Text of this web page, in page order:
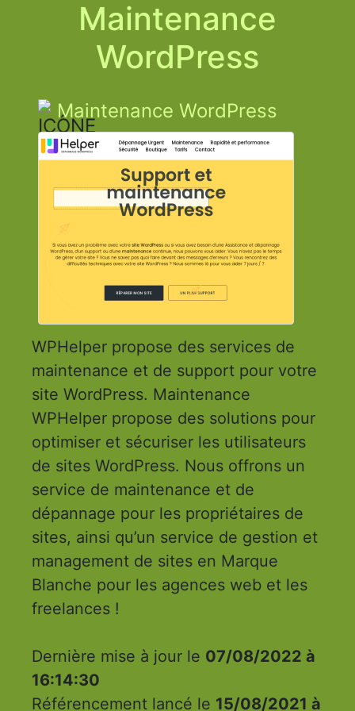
Maintenance
WordPress
Maintenance WordPress
WPHelper propose des services de
maintenance et de support pour votre
site WordPress. Maintenance
WPHelper propose des solutions pour
optimiser et sécuriser les utilisateurs
de sites WordPress. Nous offrons un
service de maintenance et de
dépannage pour les propriétaires de
sites, ainsi qu’un service de gestion et
management de sites en Marque
Blanche pour les agences web et les
freelances !
Dernière mise à jour le 07/08/2022 à
16:14:30
Référencement lancé le 15/08/2021 à